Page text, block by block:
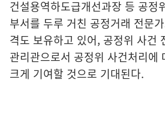
건설용역하도급개선과장 등 공정
부서를 두루 거친 공정거래 전문
격도 보유하고 있어, 공정위 사건
관리관으로서 공정위 사건처리에
크게 기여할 것으로 기대된다.